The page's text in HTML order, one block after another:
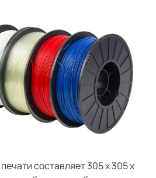
составляет 305 х 305 х